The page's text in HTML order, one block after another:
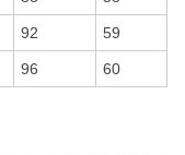
92 59
96 60